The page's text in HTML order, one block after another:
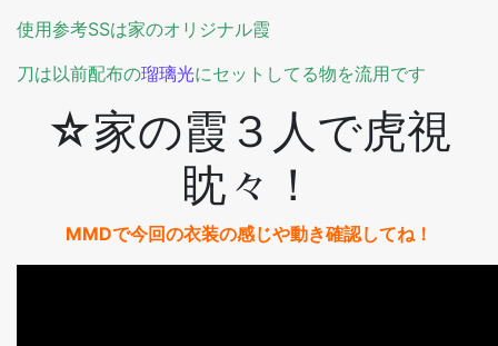
使用参考SSは家のオリジナル霞
刀は以前配布の瑠璃光にセットしてる物を流用です
☆家の霞３人で虎視
眈々！
MMDで今回の衣装の感じや動き確認してね！